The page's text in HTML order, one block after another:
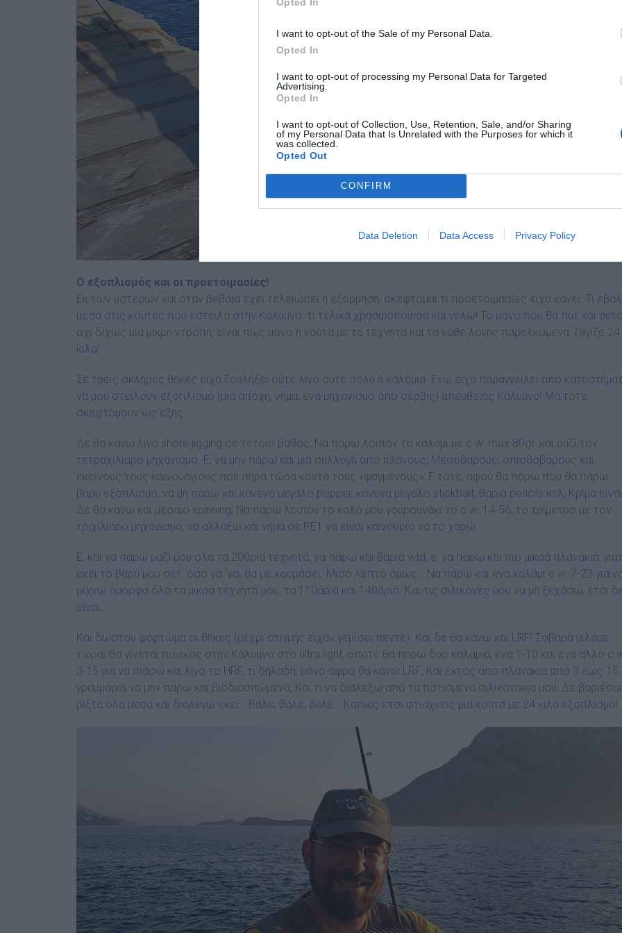
I want to opt-out of the Sale of my Personal Data.
Opted In
I want to opt-out of processing my Personal Data for Targeted
Advertising.
Opted In
I want to opt-out of Collection, Use, Retention, Sale, and/or Sharing
of my Personal Data that Is Unrelated with the Purposes for which it
was collected.
Opted Out
CONFIRM
Data Deletion Data Access Privacy Policy
Ο εξοπλισµός και οι προετοιµασίες!
Εκ των υστέρων και όταν βέβαια έχει τελειώσει η εξόρµηση, σκέφτοµαι τι προετοιµασίες είχα κάνει. Τι
µέσα στις κούτες που έστειλα στην Κάλυµνο, τι τελικά χρησιµοποίησα και γελώ! Το µόνο που θα πω, και
όχι δίχως µια µικρή ντροπή, είναι πως µόνο η κούτα µε τα τεχνητά και τα κάθε λογής παρελκόµενα, ζύγιζε 24
κιλά!
Σε τρεις σκληρές θήκες είχα ζουλήξει ούτε λίγο ούτε πολύ 6 καλάµια. Ενώ είχα παραγγείλει από
να µου στείλουν εξοπλισµό (µια απόχη, νήµα, ένα µηχανισµό από σέρβις) απευθείας Κάλυµνο! Μα τότε
σκεφτόµουν ως εξής.
Δε θα κάνω λίγο shore jigging σε τέτοιο βάθος; Να πάρω λοιπόν το καλάµι µε c.w. max 80gr. και µαζί τον
τετραχίλιαρο µηχανισµό. Ε, να µην πάρω και µια συλλογή από πλάνους; Μεσόβαρους, οπισθόβαρους και
εκείνους τους καινούργιους που πήρα τώρα κοντά τους «ψαγµένους»; Ε τότε, αφού θα πάρω που θα πάρω
βαρύ εξοπλισµό, να µη πάρω και κανένα µεγάλο popper, κανένα µεγάλο stickbait, βαριά pencils κτλ; Κρίµα
∆ε θα κάνω και µεσαίο spinning; Να πάρω λοιπόν το καλό µου γουρουνάκι το c.w. 14-56, το τρίµετρο µε τον
τριχίλιαρο µηχανισµό, να αλλάξω και νήµα σε PE1 να είναι καινούριο να το χαρώ.
Ε, και να πάρω µαζί µου όλα τα 200ρια τεχνητά, να πάρω και βαριά wtd, ε, να πάρω και πιο µικρά πλανάκια,
εκεί το βαρύ µου σετ, όσο να ‘ναι θα µε κουράσει. Μισό λεπτό όµως… Να πάρω και ένα καλάµι c.w. 7-23 για
ρίχνω όµορφα όλα τα µικρά τεχνητά µου, τα 110άρια και 140άρια. Και τις σιλικόνες µου να µη ξεχάσω, έτσι
είναι;
Και δώστου φόρτωµα οι θήκες (µέχρι στιγµής είχαν γεµίσει πέντε). Και δε θα κάνω και LRF! Σοβαρά µιλάµε
τώρα; Θα γίνεται πανικός στην Κάλυµνο στο ultra light, οπότε θα πάρω δυο καλάµια, ένα 1-10 και ένα άλλο
3-15 για να πιάσω και λίγο το HRF, τι δηλαδή, µόνο αφρό θα κάνω LRF; Και εκτός από πλανάκια από 3 έως 15
γραµµάρια να µην πάρω και βιοδιασπώµενα; Και τι να διαλέξω από τα ποτισµένα σιλικονάκια µου; ∆ε
ρίξτα όλα µέσα και διαλέγω εκεί… Βάλε, βάλε, βάλε… Κάπως έτσι φτιάχνεις µια κούτα µε 24 κιλά εξοπλισµό!